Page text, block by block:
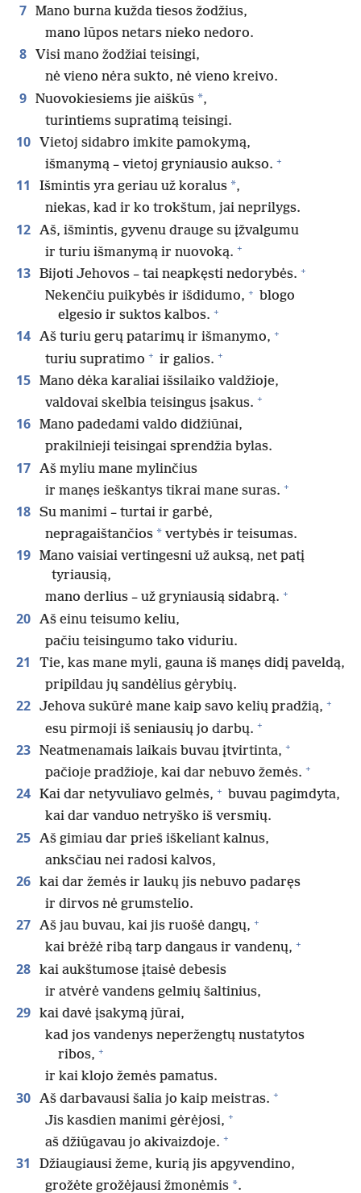
7 Mano burna kužda tiesos žodžius,
mano lūpos netars nieko nedoro.
8 Visi mano žodžiai teisingi,
nė vieno nėra sukto, nė vieno kreivo.
9 Nuovokiesiems jie aiškūs *,
turintiems supratimą teisingi.
10 Vietoj sidabro imkite pamokymą,
išmanymą – vietoj gryniausio aukso. +
11 Išmintis yra geriau už koralus *,
niekas, kad ir ko trokštum, jai neprilygs.
12 Aš, išmintis, gyvenu drauge su įžvalgumu
ir turiu išmanymą ir nuovoką. +
13 Bijoti Jehovos – tai neapkęsti nedorybės. +
Nekenčiu puikybės ir išdidumo, + blogo
elgesio ir suktos kalbos. +
14 Aš turiu gerų patarimų ir išmanymo, +
turiu supratimo + ir galios. +
15 Mano dėka karaliai išsilaiko valdžioje,
valdovai skelbia teisingus įsakus. +
16 Mano padedami valdo didžiūnai,
prakilnieji teisingai sprendžia bylas.
17 Aš myliu mane mylinčius
ir manęs ieškantys tikrai mane suras. +
18 Su manimi – turtai ir garbė,
nepragaištančios * vertybės ir teisumas.
19 Mano vaisiai vertingesni už auksą, net patį
tyriausią,
mano derlius – už gryniausią sidabrą. +
20 Aš einu teisumo keliu,
pačiu teisingumo tako viduriu.
21
Tie, kas mane myli, gauna iš manęs didį paveldą,
pripildau jų sandėlius gėrybių.
22 Jehova sukūrė mane kaip savo kelių pradžią, +
esu pirmoji iš seniausių jo darbų. +
23 Neatmenamais laikais buvau įtvirtinta, +
pačioje pradžioje, kai dar nebuvo žemės. +
24 Kai dar netyvuliavo gelmės, + buvau pagimdyta,
kai dar vanduo netryško iš versmių.
25 Aš gimiau dar prieš iškeliant kalnus,
anksčiau nei radosi kalvos,
26 kai dar žemės ir laukų jis nebuvo padaręs
ir dirvos nė grumstelio.
27 Aš jau buvau, kai jis ruošė dangų, +
kai brėžė ribą tarp dangaus ir vandenų, +
28 kai aukštumose įtaisė debesis
ir atvėrė vandens gelmių šaltinius,
29 kai davė įsakymą jūrai,
kad jos vandenys neperžengtų nustatytos
ribos, +
ir kai klojo žemės pamatus.
30 Aš darbavausi šalia jo kaip meistras. +
Jis kasdien manimi gėrėjosi, +
aš džiūgavau jo akivaizdoje. +
31
Džiaugiausi žeme, kurią jis apgyvendino,
grožėte grožėjausi žmonėmis *.